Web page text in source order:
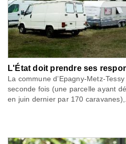
L'État doit prendre ses
La commune d’Epagny-Metz-
seconde fois (une parcelle ayant
en juin dernier par 170